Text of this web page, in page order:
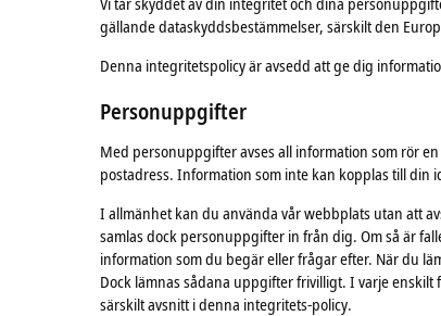
gällande dataskyddsbestämmelser, särskilt den
Denna integritetspolicy är avsedd att ge dig
Personuppgifter
Med personuppgifter avses all information som rör
postadress. Information som inte kan kopplas till din
I allmänhet kan du använda vår webbplats utan att
samlas dock personuppgifter in från dig. Om så är
information som du begär eller frågar efter. När du
Dock lämnas sådana uppgifter frivilligt. I varje
särskilt avsnitt i denna integritets-policy.